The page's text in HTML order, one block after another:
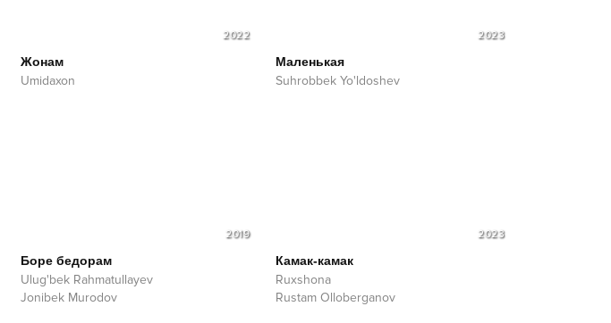
2022
Жонам
Umidaxon
2023
Маленькая
Suhrobbek Yo'ldoshev
2019
Боре бедорам
Ulug'bek Rahmatullayev
Jonibek Murodov
2023
Камак-камак
Ruxshona
Rustam Olloberganov